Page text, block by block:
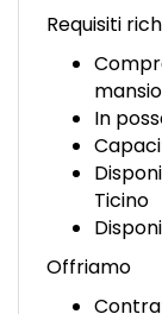
DE
ES
PT
Requisiti
In
Ticino
Offriamo